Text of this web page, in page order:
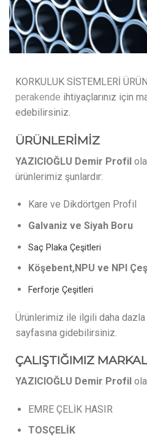
KORKULUK SİSTEMLERİ
perakende ihtiyaçlarınız için
edebilirsiniz.
ÜRÜNLERİMİZ
YAZICIOĞLU Demir Profil
ürünlerimiz şunlardır:
Kare ve Dikdörtgen Profil
Galvaniz ve Siyah Boru
Saç Plaka Çeşitleri
Köşebent,NPU ve NPI
Ferforje Çeşitleri
Ürünlerimiz ile ilgili daha
sayfasına gidebilirsiniz.
ÇALIŞTIĞIMIZ
YAZICIOĞLU Demir Profil
EMRE ÇELİK HASIR
TOSÇELİK